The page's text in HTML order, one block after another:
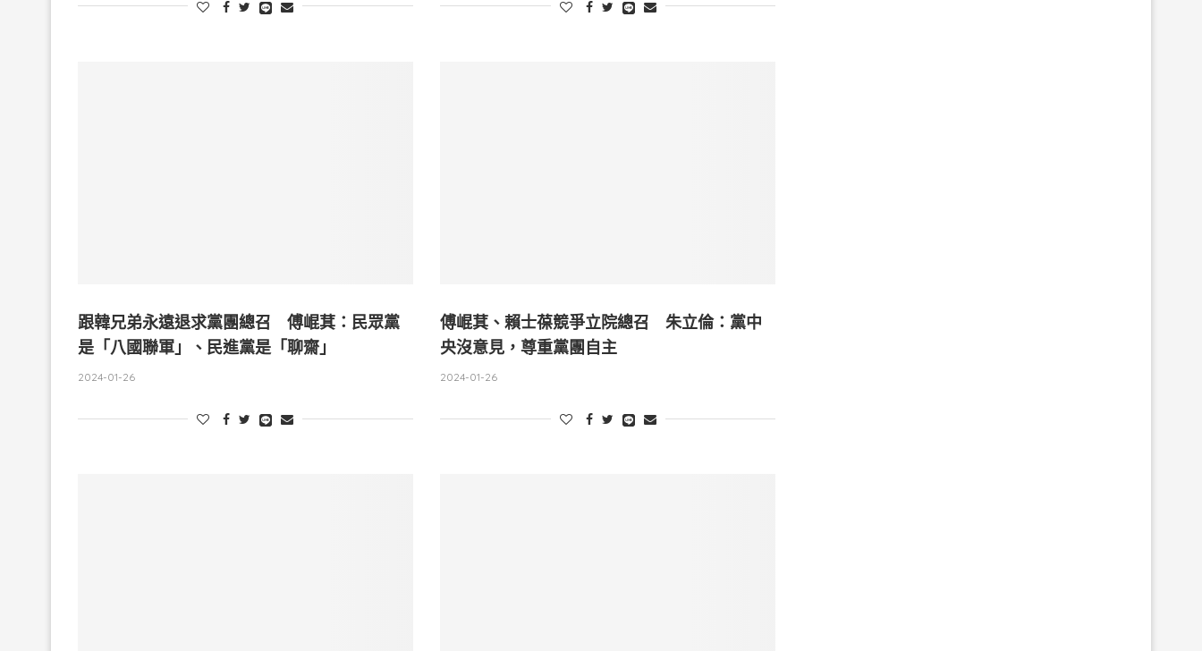
跟韓兄弟永遠退求黨團總召 傅崐萁：民眾黨
是「八國聯軍」、民進黨是「聊齋」
2024-01-26
傅崐萁、賴士葆競爭立院總召 朱立倫：黨中
央沒意見，尊重黨團自主
2024-01-26